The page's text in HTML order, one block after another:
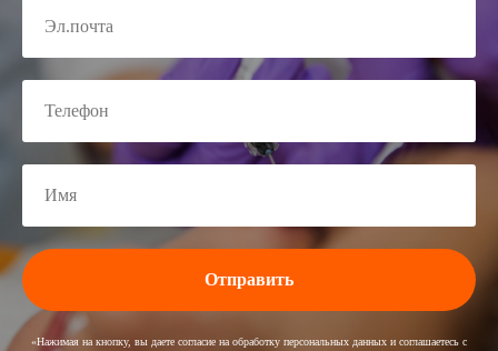
Отправить
«Нажимая на кнопку, вы даете согласие на обработку персональных данных и соглашаетесь c